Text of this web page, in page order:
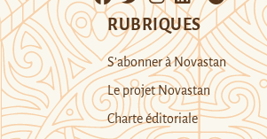
RUBRIQUES
S’abonner à Novastan
Le projet Novastan
Charte éditoriale